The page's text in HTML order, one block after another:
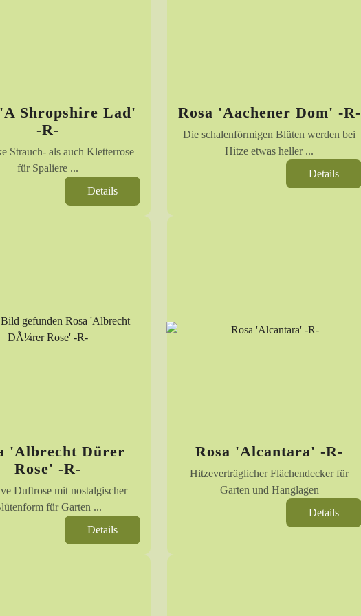
Shropshire Lad'
-R-
Strauch- als auch Kletterrose
für Spaliere ...
Details
Rosa 'Aachener Dom' -R-
Die schalenförmigen Blüten werden bei
Hitze etwas heller ...
Details
'Albrecht Dürer
Rose' -R-
Duftrose mit nostalgischer
für Garten ...
Details
Rosa 'Alcantara' -R-
Hitzeverträglicher Flächendecker für
Garten und Hanglagen
Details